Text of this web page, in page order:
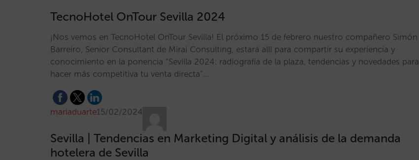
TecnoHotel OnTour Sevilla 2024
¡Nos vemos en TecnoHotel OnTour Sevilla! El próximo 15 de febrero nuestro compañero Simón
Barreiro, Senior Consultant de Mirai Consulting, estará allí para compartir su experiencia y
conocimiento en la ponencia “Sevilla 2024: radiografía de la plaza, tendencias y novedades para
hacer más competitiva tu venta directa”…
mariaduarte15/02/2024
Sevilla | Tendencias en Marketing Digital y análisis de la demanda
hotelera de Sevilla